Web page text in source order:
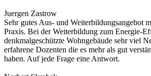
Juergen Zastrow
Sehr gutes Aus- und Weiterbildungsangebot
Praxis. Bei der Weiterbildung zum Energie-
denkmalgeschützte Wohngebäude sehr viel
erfahrene Dozenten die es mehr als gut
haben. Auf jede Frage eine Antwort.